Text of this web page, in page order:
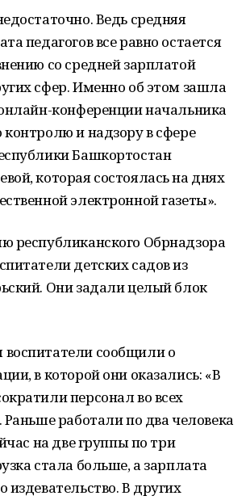
Ведь средняя
педагогов все равно остается
со средней зарплатой
сфер. Именно об этом зашла
конференции начальника
и надзору в сфере
Башкортостан
которая состоялась на днях
электронной газеты».
республиканского Обрнадзора
детских садов из
Они задали целый блок
сообщили о
в которой они оказались: «В
персонал во всех
Раньше работали по два человека
на две группы по три
стала больше, а зарплата
издевательство. В других